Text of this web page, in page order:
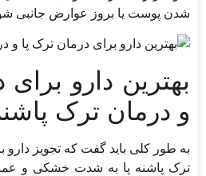
شدن پوست یا بروز عوارض جانبی
بهترین دارو
و درمان ترک
به طور کلی باید گفت که تجویز دارو
ترک پاشنه پا به شدت خشکی و